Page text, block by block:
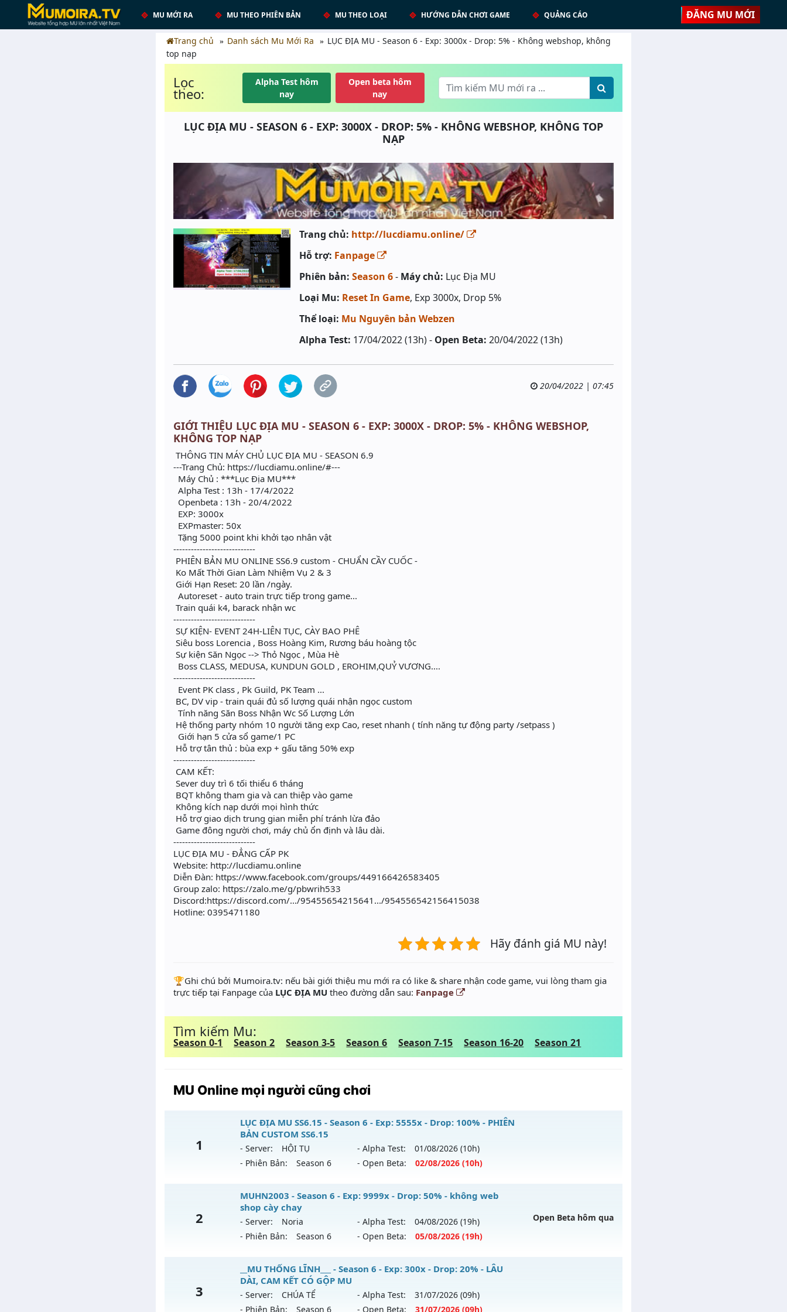
MU MỚI RA MU THEO PHIÊN BẢN MU THEO LOẠI HƯỚNG DẪN CHƠI GAME QUẢNG CÁO ĐĂNG MU MỚI
Trang chủ Danh sách Mu Mới Ra
LỤC ĐỊA MU - Season 6 - Exp: 3000x - Drop: 5% - Không webshop, không
top nạp
Lọc
theo:
Alpha Test hôm
nay
Open beta hôm
nay
LỤC ĐỊA MU - SEASON 6 - EXP: 3000X - DROP: 5% - KHÔNG WEBSHOP, KHÔNG TOP
NẠP
Trang chủ: http://lucdiamu.online/
Hỗ trợ: Fanpage
Phiên bản: Season 6- Máy chủ: Lục Địa MU
Loại Mu: Reset In Game, Exp 3000x, Drop 5%
Thể loại: Mu Nguyên bản Webzen
Alpha Test: 17/04/2022 (13h) - Open Beta: 20/04/2022 (13h)
20/04/2022 | 07:45
GIỚI THIỆU LỤC ĐỊA MU - SEASON 6 - EXP: 3000X - DROP: 5% - KHÔNG WEBSHOP,
KHÔNG TOP NẠP
THÔNG TIN MÁY CHỦ LỤC ĐỊA MU - SEASON 6.9
---Trang Chủ: https://lucdiamu.online/#---
Máy Chủ : ***Lục Địa MU***
Alpha Test : 13h - 17/4/2022
Openbeta : 13h - 20/4/2022
EXP: 3000x
EXPmaster: 50x
Tặng 5000 point khi khởi tạo nhân vật
----------------------------
PHIÊN BẢN MU ONLINE SS6.9 custom - CHUẨN CẦY CUỐC -
Ko Mất Thời Gian Làm Nhiệm Vụ 2 & 3
Giới Hạn Reset: 20 lần /ngày.
Autoreset - auto train trực tiếp trong game...
Train quái k4, barack nhận wc
----------------------------
SỰ KIỆN- EVENT 24H-LIÊN TỤC, CÀY BAO PHÊ
Siêu boss Lorencia , Boss Hoàng Kim, Rương báu hoàng tộc
Sự kiện Săn Ngọc --> Thỏ Ngọc , Mùa Hè
Boss CLASS, MEDUSA, KUNDUN GOLD , EROHIM,QUỶ VƯƠNG....
----------------------------
Event PK class , Pk Guild, PK Team ...
BC, DV vip - train quái đủ số lượng quái nhận ngọc custom
Tính năng Săn Boss Nhận Wc Số Lượng Lớn
Hệ thống party nhóm 10 người tăng exp Cao, reset nhanh ( tính năng tự động party /setpass )
Giới hạn 5 cửa sổ game/1 PC
Hỗ trợ tân thủ : bùa exp + gấu tăng 50% exp
----------------------------
CAM KẾT:
Sever duy trì 6 tối thiểu 6 tháng
BQT không tham gia và can thiệp vào game
Không kích nạp dưới mọi hình thức
Hỗ trợ giao dịch trung gian miễn phí tránh lừa đảo
Game đông người chơi, máy chủ ổn định và lâu dài.
----------------------------
LỤC ĐỊA MU - ĐẲNG CẤP PK
Website: http://lucdiamu.online
Diễn Đàn: https://www.facebook.com/groups/449166426583405
Group zalo: https://zalo.me/g/pbwrih533
Discord:https://discord.com/.../95455654215641.../954556542156415038
Hotline: 0395471180
Hãy đánh giá MU này!
️🏆Ghi chú bởi Mumoira.tv: nếu bài giới thiệu mu mới ra có like & share nhận code game, vui lòng tham gia
trực tiếp tại Fanpage của LỤC ĐỊA MU theo đường dẫn sau: Fanpage
Tìm kiếm Mu:
Season 0-1 Season 2 Season 3-5 Season 6 Season 7-15 Season 16-20 Season 21
MU Online mọi người cũng chơi
1
LỤC ĐỊA MU SS6.15 - Season 6 - Exp: 5555x - Drop: 100% - PHIÊN
BẢN CUSTOM SS6.15
- Server: HỘI TỤ - Alpha Test: 01/08/2026 (10h)
- Phiên Bản:
Season 6 - Open Beta: 02/08/2026 (10h)
LỤC ĐỊA MU SS6.15 - PHIÊN BẢN CUSTOM SS6.15
Mu mới ra tháng 08 2026 - Mở máy chủHỘI TỤ vào 10h ngày 02/08/2626
Exp: 5555x - Drop: 100%
Thể loại: Mu Custom thêm đồ mới
Antihack: SPK
2
MUHN2003 - Season 6 - Exp: 9999x - Drop: 50% - không web
shop cày chay
- Server: Noria - Alpha Test: 04/08/2026 (19h)
- Phiên Bản:
Season 6 - Open Beta: 05/08/2026 (19h)
Open Beta hôm qua
MUHN2003 - không web shop cày chay
Mu mới ra tháng 08 2026 - Mở máy chủNoriavào 19h ngày 05/08/2626
3
__MU THỐNG LĨNH___ - Season 6 - Exp: 300x - Drop: 20% - LÂU
DÀI, CAM KẾT CÓ GỘP MU
- Server: CHÚA TỂ - Alpha Test: 31/07/2026 (09h)
- Phiên Bản:
Season 6 - Open Beta: 31/07/2026 (09h)